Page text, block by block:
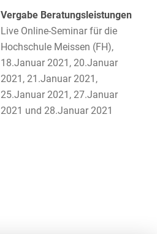
Vergabe Beratungsleistungen
Live Online-Seminar für die
Hochschule Meissen (FH),
18.Januar 2021, 20.Januar
2021, 21.Januar 2021,
25.Januar 2021, 27.Januar
2021 und 28.Januar 2021